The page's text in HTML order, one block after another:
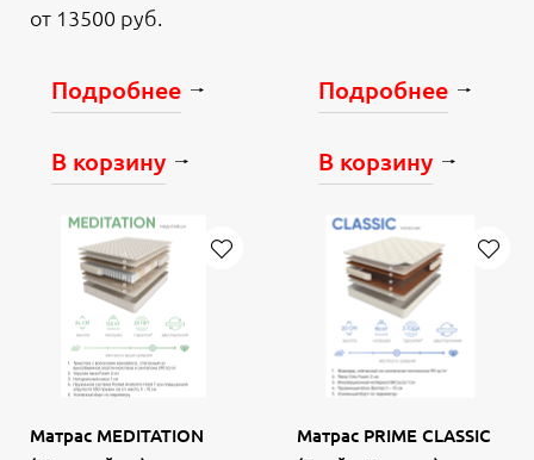
от 13500 руб.
Подробнее
В корзину
Подробнее
В корзину
Матрас MEDITATION
Матрас PRIME CLASSIC